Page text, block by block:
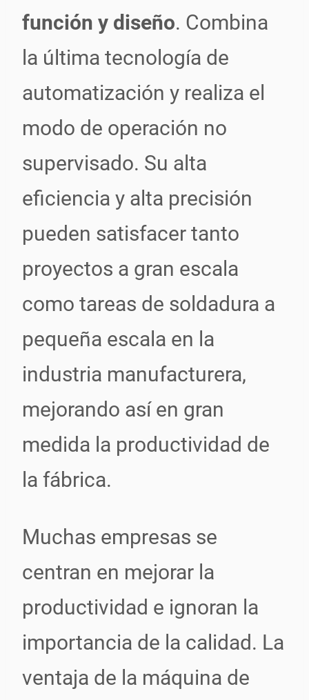
función y diseño. Combina
la última tecnología de
automatización y realiza el
modo de operación no
supervisado. Su alta
eficiencia y alta precisión
pueden satisfacer tanto
proyectos a gran escala
como tareas de soldadura a
pequeña escala en la
industria manufacturera,
mejorando así en gran
medida la productividad de
la fábrica.
Muchas empresas se
centran en mejorar la
productividad e ignoran la
importancia de la calidad. La
ventaja de la máquina de